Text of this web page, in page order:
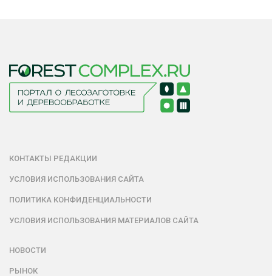
КОНТАКТЫ РЕДАКЦИИ
УСЛОВИЯ ИСПОЛЬЗОВАНИЯ САЙТА
ПОЛИТИКА КОНФИДЕНЦИАЛЬНОСТИ
УСЛОВИЯ ИСПОЛЬЗОВАНИЯ МАТЕРИАЛОВ САЙТА
НОВОСТИ
РЫНОК